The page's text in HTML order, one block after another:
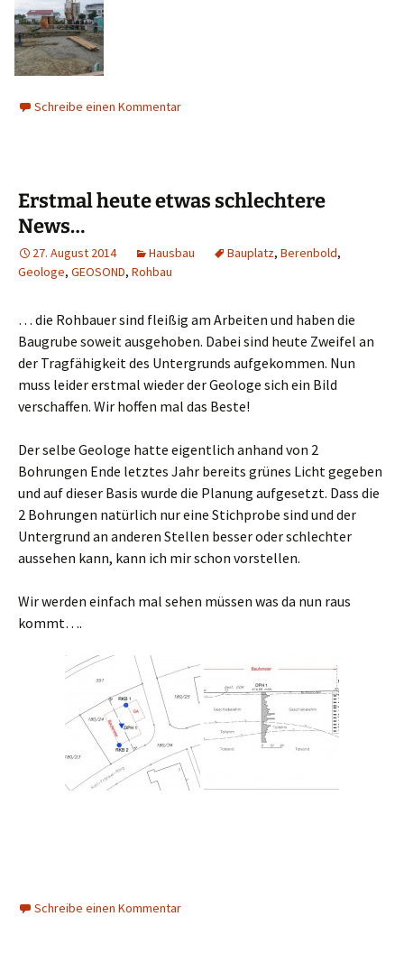
Schreibe einen Kommentar
Erstmal heute etwas schlechtere
News…
27. August 2014 Hausbau Bauplatz, Berenbold,
Geologe, GEOSOND, Rohbau
… die Rohbauer sind fleißig am Arbeiten und haben die
Baugrube soweit ausgehoben. Dabei sind heute Zweifel an
der Tragfähigkeit des Untergrunds aufgekommen. Nun
muss leider erstmal wieder der Geologe sich ein Bild
verschaffen. Wir hoffen mal das Beste!
Der selbe Geologe hatte eigentlich anhand von 2
Bohrungen Ende letztes Jahr bereits grünes Licht gegeben
und auf dieser Basis wurde die Planung aufgesetzt. Dass die
2 Bohrungen natürlich nur eine Stichprobe sind und der
Untergrund an anderen Stellen besser oder schlechter
aussehen kann, kann ich mir schon vorstellen.
Wir werden einfach mal sehen müssen was da nun raus
kommt….
Schreibe einen Kommentar